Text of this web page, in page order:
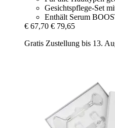
Gesichtspflege-Set
Enthält Serum
€ 67,70 € 79,65
Gratis Zustellung bis 13.